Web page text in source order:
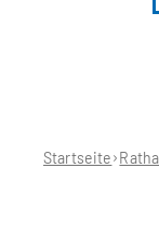
hier:Startseite